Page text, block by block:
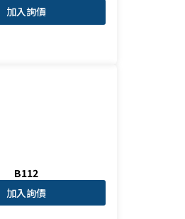
加入詢價
B112
加入詢價